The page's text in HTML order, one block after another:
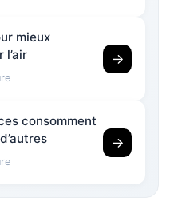
mieux
l’air
→
consomment
→